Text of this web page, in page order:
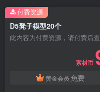
D5凳子模型20个
此内容为付费资源，请付费后
素材币
黄金会员 免费
付费资源